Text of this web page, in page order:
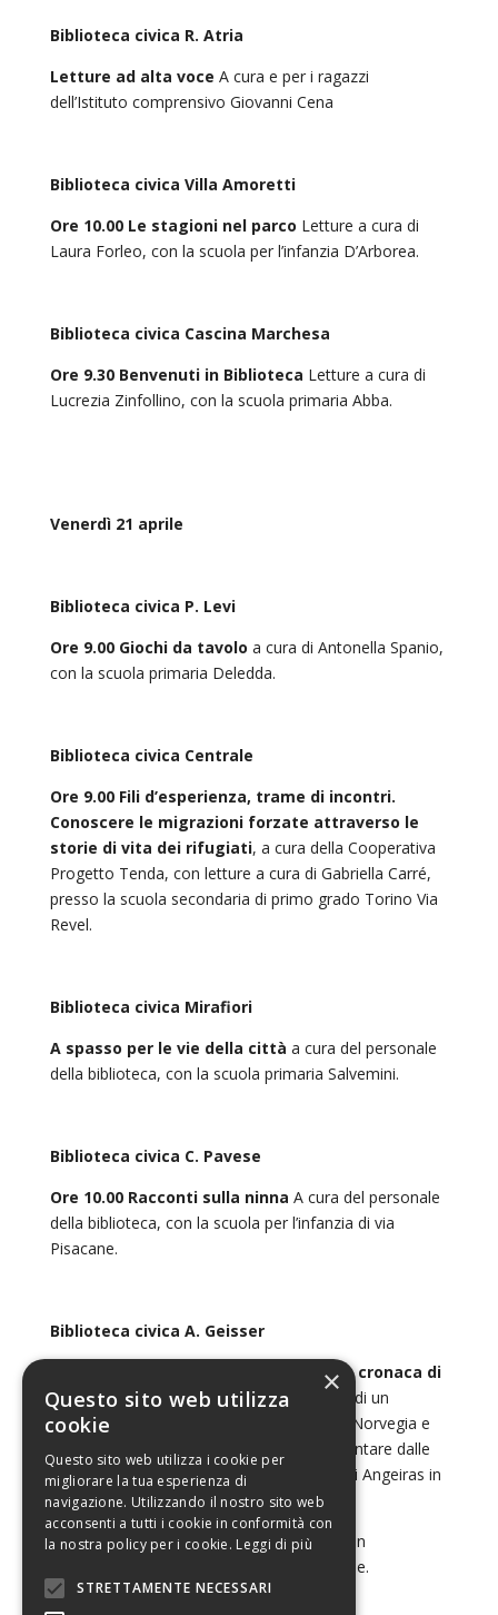
Biblioteca civica R. Atria
Letture ad alta voce A cura e per i ragazzi
dell’Istituto comprensivo Giovanni Cena
Biblioteca civica Villa Amoretti
Ore 10.00 Le stagioni nel parco Letture a cura di
Laura Forleo, con la scuola per l’infanzia D’Arborea.
Biblioteca civica Cascina Marchesa
Ore 9.30 Benvenuti in Biblioteca Letture a cura di
Lucrezia Zinfollino, con la scuola primaria Abba.
Venerdì 21 aprile
Biblioteca civica P. Levi
Ore 9.00 Giochi da tavolo a cura di Antonella Spanio,
con la scuola primaria Deledda.
Biblioteca civica Centrale
Ore 9.00 Fili d’esperienza, trame di incontri.
Conoscere le migrazioni forzate attraverso le
storie di vita dei rifugiati, a cura della Cooperativa
Progetto Tenda, con letture a cura di Gabriella Carré,
presso la scuola secondaria di primo grado Torino Via
Revel.
Biblioteca civica Mirafiori
A spasso per le vie della città a cura del personale
della biblioteca, con la scuola primaria Salvemini.
Biblioteca civica C. Pavese
Ore 10.00 Racconti sulla ninna A cura del personale
della biblioteca, con la scuola per l’infanzia di via
Pisacane.
Biblioteca civica A. Geisser
Ore 10.30 U-BOAT 1277. 3 giugno 1945: cronaca di
una derivaL’incredibile storia dei marinai di un
sottomarino tedesco che rifiuta la resa in Norvegia e
dei pescatori portoghesi che li vedono spuntare dalle
acque dell’oceano, di fronte alla spiaggia di Angeiras in
Portogallo.
a cura di Renzo Sicco, in collaborazione con
Assemblea Teatro, per le scuole secondarie.
×
Questo sito web utilizza
cookie
Questo sito web utilizza i cookie per
migliorare la tua esperienza di
navigazione. Utilizzando il nostro sito web
acconsenti a tutti i cookie in conformità con
la nostra policy per i cookie. Leggi di più
STRETTAMENTE NECESSARI